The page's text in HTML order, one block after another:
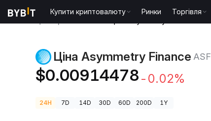
Купити криптовалюту Ринки Торгівля
Ціна Asymmetry Finance ASF
$0.00914478 -0.02%
24H 7D 14D 30D 60D 200D 1Y